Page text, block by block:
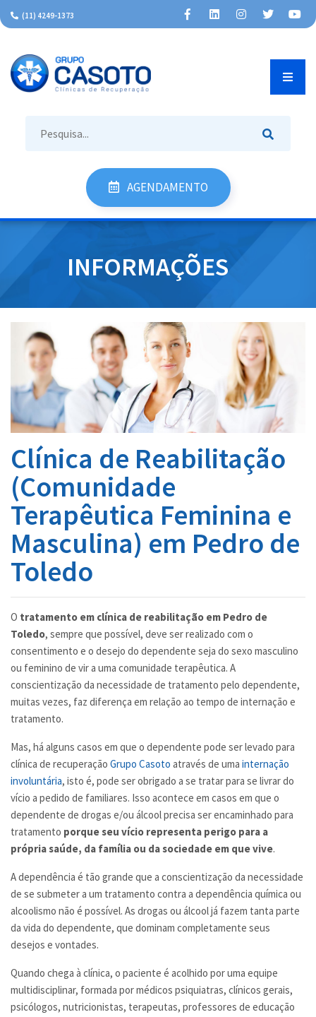
(11) 4249-1373
AGENDAMENTO
INSTITUCIONAL
INTERNAÇÃO
UNIDADES
BLOG
INFORMAÇÕES
CONTATO
INFORMAÇÕES
Clínica de Reabilitação
(Comunidade
Terapêutica Feminina e
Masculina) em Pedro de
Toledo
O tratamento em clínica de reabilitação em Pedro de
Toledo, sempre que possível, deve ser realizado com o
consentimento e o desejo do dependente seja do sexo masculino
ou feminino de vir a uma comunidade terapêutica. A
conscientização da necessidade de tratamento pelo dependente,
muitas vezes, faz diferença em relação ao tempo de internação e
tratamento.
Mas, há alguns casos em que o dependente pode ser levado para
clínica de recuperação Grupo Casoto através de uma internação
involuntária, isto é, pode ser obrigado a se tratar para se livrar do
vício a pedido de familiares. Isso acontece em casos em que o
dependente de drogas e/ou álcool precisa ser encaminhado para
tratamento porque seu vício representa perigo para a
própria saúde, da família ou da sociedade em que vive.
A dependência é tão grande que a conscientização da necessidade
de se submeter a um tratamento contra a dependência química ou
alcoolismo não é possível. As drogas ou álcool já fazem tanta parte
da vida do dependente, que dominam completamente seus
desejos e vontades.
Quando chega à clínica, o paciente é acolhido por uma equipe
multidisciplinar, formada por médicos psiquiatras, clínicos gerais,
psicólogos, nutricionistas, terapeutas, professores de educação